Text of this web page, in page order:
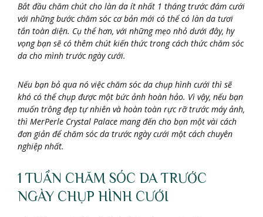
Bắt đầu chăm chút cho làn da ít nhất 1 tháng trước đám cưới
với những bước chăm sóc cơ bản mới có thể có làn da tươi
tắn toàn diện. Cụ thể hơn, với những mẹo nhỏ dưới đây, hy
vọng bạn sẽ có thêm chút kiến thức trong cách thức chăm sóc
da cho mình trước ngày cưới.
Nếu bạn bỏ qua nó việc chăm sóc da chụp hình cưới thì sẽ
khó có thể chụp được một bức ảnh hoàn hảo. Vì vậy, nếu bạn
muốn trông đẹp tự nhiên và hoàn toàn rực rỡ trước máy ảnh,
thì MerPerle Crystal Palace mang đến cho bạn một vài cách
đơn giản để chăm sóc da trước ngày cưới một cách chuyên
nghiệp nhất.
1 TUẦN CHĂM SÓC DA TRƯỚC
NGÀY CHỤP HÌNH CƯỚI